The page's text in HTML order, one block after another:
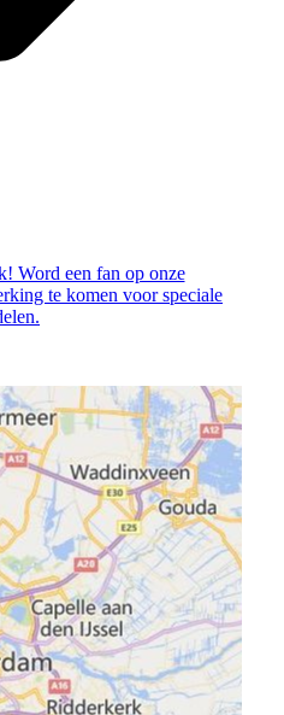
Word een fan op onze
te komen voor speciale